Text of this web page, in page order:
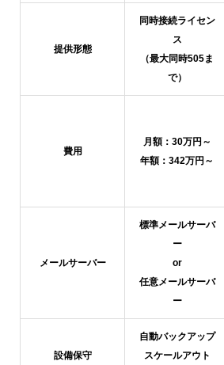
提供形態
同時接続ライセン
ス
（最大同時505ま
で）
費用
月額：30万円～
年額：342万円～
メールサーバー
標準メールサーバ
ー
or
任意メールサーバ
ー
設備保守
自動バックアップ
スケールアウト